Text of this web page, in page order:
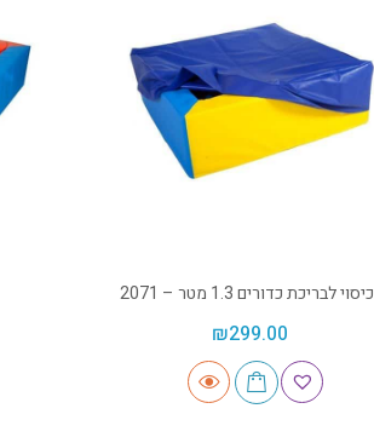
כיסוי לבריכת כדורים 1.3 מטר – 2071
₪299.00